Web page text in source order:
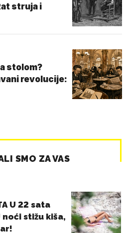
struja i
stolom?
revolucije: